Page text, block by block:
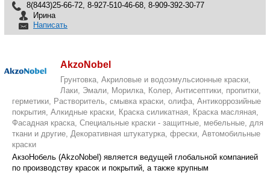
8(8443)25-66-72, 8-927-510-46-68, 8-909-392-30-77
Ирина
Написать
AkzoNobel
Грунтовка, Акриловые и водоэмульсионные краски,
Лаки, Эмали, Морилка, Колер, Антисептики, пропитки,
герметики, Растворитель, смывка краски, олифа, Антикоррозийные
покрытия, Алкидные краски, Краска силикатная, Краска масляная,
Фасадная краска, Специальные краски - защитные, мебельные, для
ткани и другие, Декоративная штукатурка, фрески, Автомобильные
краски
АкзоНобель (AkzoNobel) является ведущей глобальной компанией
по производству красок и покрытий, а также крупным